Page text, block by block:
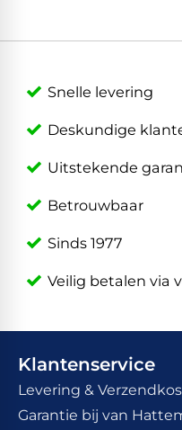
Snelle levering
Deskundige
Uitstekende
Betrouwbaar
Sinds 1977
Veilig betalen via
Klantenservice
Levering &
Garantie bij van